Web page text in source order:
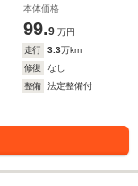
本体価格
99.9 万円
走行 3.3万km
修復
なし
整備
法定整備付